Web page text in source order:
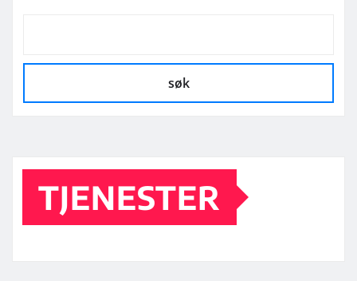
søk
TJENESTER